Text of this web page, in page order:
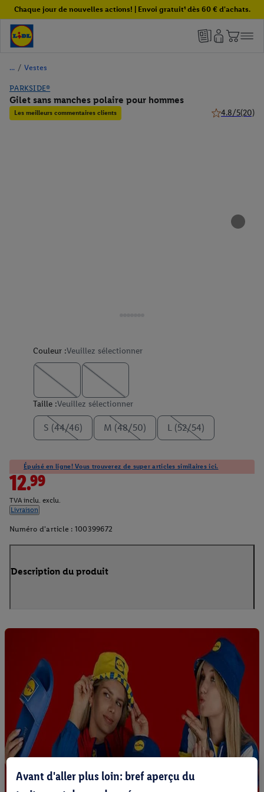
Chaque jour de nouvelles actions! | Envoi gratuit¹ dès 60 € d'achats.
/ Vestes
PARKSIDE®
Gilet sans manches polaire pour hommes
Les meilleurs commentaires clients 4.8/5(20)
Couleur :Veuillez sélectionner
Taille :Veuillez sélectionner
S (44/46) M (48/50) L (52/54)
Épuisé en ligne! Vous trouverez de super articles similaires ici.
12.99
TVA inclu. exclu.
Livraison
Numéro d'article : 100399672
Description du produit
Avant d'aller plus loin: bref aperçu du